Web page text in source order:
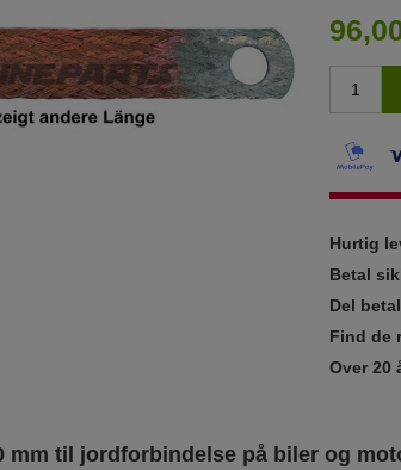
Hurtig
Betal
Del
Find de
Over 20
mm til jordforbindelse på biler og